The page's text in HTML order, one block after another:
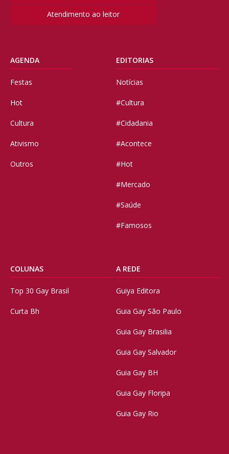
Atendimento ao leitor
AGENDA
Festas
Hot
Cultura
Ativismo
Outros
EDITORIAS
Notícias
#Cultura
#Cidadania
#Acontece
#Hot
#Mercado
#Saúde
#Famosos
COLUNAS
Top 30 Gay Brasil
Curta Bh
A REDE
Guiya Editora
Guia Gay São Paulo
Guia Gay Brasilia
Guia Gay Salvador
Guia Gay BH
Guia Gay Floripa
Guia Gay Rio